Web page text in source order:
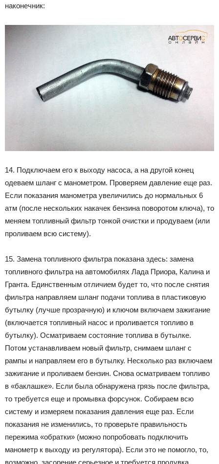
наконечник:
14. Подключаем его к выходу насоса, а на другой конец
одеваем шланг с манометром. Проверяем давление еще раз.
Если показания манометра увеличились до нормальных 6
атм (после нескольких накачек бензина поворотом ключа), то
меняем топливный фильтр тонкой очистки и продуваем (или
проливаем всю систему).
15. Замена топливного фильтра показана здесь: замена
топливного фильтра на автомобилях Лада Приора, Калина и
Гранта. Единственным отличием будет то, что после снятия
фильтра направляем шланг подачи топлива в пластиковую
бутылку (лучше прозрачную) и ключом включаем зажигание
(включается топливный насос и проливается топливо в
бутылку). Осматриваем состояние топлива в бутылке.
Потом устанавливаем новый фильтр, снимаем шланг с
рампы и направляем его в бутылку. Несколько раз включаем
зажигание и проливаем бензин. Снова осматриваем топливо
в «баклашке». Если была обнаружена грязь после фильтра,
то требуется еще и промывка форсунок. Собираем всю
систему и измеряем показания давления еще раз. Если
показания не изменились, то проверьте правильность
пережима «обратки» (можно попробовать подключить
манометр к выходу из регулятора). Если это не помогло, то,
возможно, засорение серьезное и требуется продувка